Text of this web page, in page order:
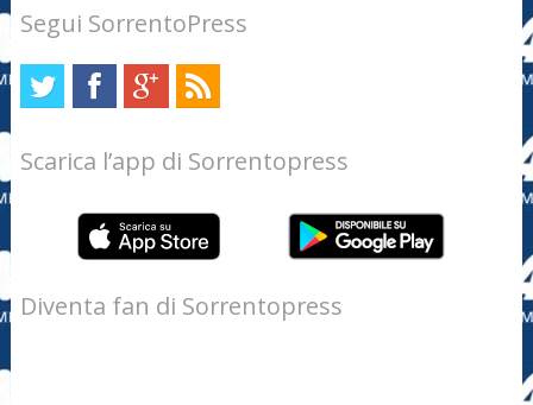
Segui SorrentoPress
Scarica l’app di Sorrentopress
Diventa fan di Sorrentopress